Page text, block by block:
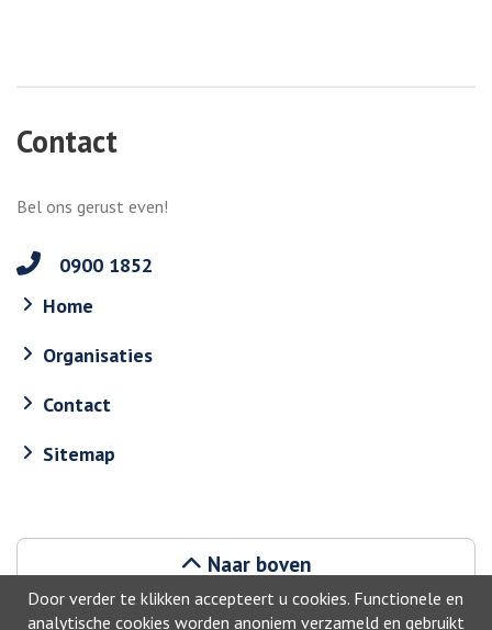
Door verder te klikken accepteert u cookies. Functionele en
analytische cookies worden anoniem verzameld en gebruikt
Contact
Bel ons gerust even!
0900 1852
Home
Organisaties
Contact
Sitemap
Naar boven